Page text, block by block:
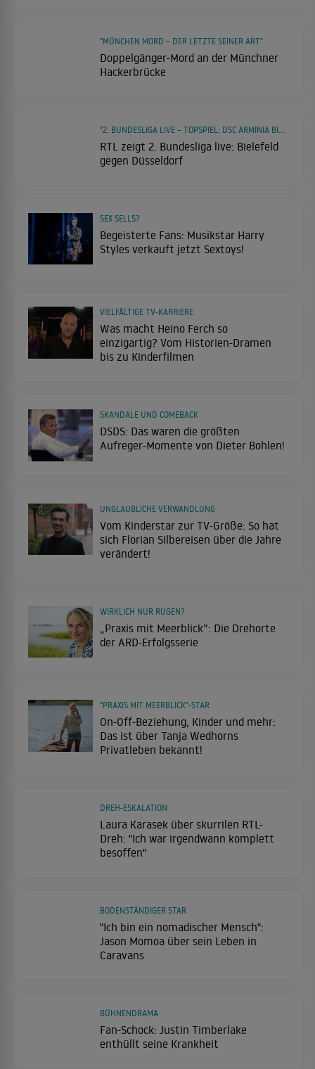
Doppelgänger-Mord an der Münchner
Hackerbrücke
"MÜNCHEN MORD – DER LETZTE SEINER ART"
RTL zeigt 2. Bundesliga live: Bielefeld
gegen Düsseldorf
Begeisterte Fans: Musikstar Harry
Styles verkauft jetzt Sextoys!
SEX SELLS?
Was macht Heino Ferch so
einzigartig? Vom Historien-Dramen
bis zu Kinderfilmen
VIELFÄLTIGE TV-KARRIERE
DSDS: Das waren die größten
Aufreger-Momente von Dieter Bohlen!
SKANDALE UND COMEBACK
Vom Kinderstar zur TV-Größe: So hat
sich Florian Silbereisen über die Jahre
verändert!
UNGLAUBLICHE VERWANDLUNG
„Praxis mit Meerblick“: Die Drehorte
der ARD-Erfolgsserie
WIRKLICH NUR RÜGEN?
On-Off-Beziehung, Kinder und mehr:
Das ist über Tanja Wedhorns
Privatleben bekannt!
"PRAXIS MIT MEERBLICK"-STAR
Laura Karasek über skurrilen RTL-
Dreh: "Ich war irgendwann komplett
besoffen"
DREH-ESKALATION
"Ich bin ein nomadischer Mensch":
Jason Momoa über sein Leben in
Caravans
BODENSTÄNDIGER STAR
Fan-Schock: Justin Timberlake
enthüllt seine Krankheit
BÜHNENDRAMA